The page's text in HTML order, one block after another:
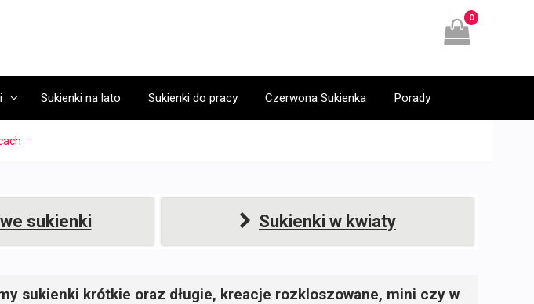
0
Sukienki na lato Sukienki do pracy Czerwona Sukienka Porady
sukienki Sukienki w kwiaty
sukienki krótkie oraz długie, kreacje rozkloszowane, mini czy w